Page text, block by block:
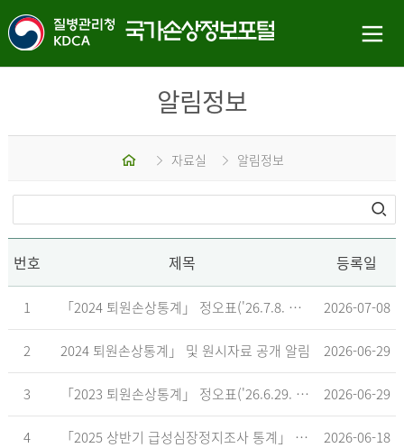
알림정보
홈 자료실 알림정보
번호 제목 등록일
1 「2024 퇴원손상통계」 정오표('26.7.8. 기준) 2026-07-08
2 2024 퇴원손상통계」 및 원시자료 공개 알림 2026-06-29
3 「2023 퇴원손상통계」 정오표('26.6.29. 기준) 2026-06-29
4 「2025 상반기 급성심장정지조사 통계」 공표 2026-06-18